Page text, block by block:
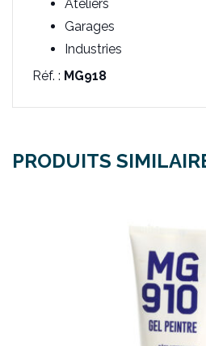
Ateliers
Garages
Industries
Réf. : MG918
PRODUITS